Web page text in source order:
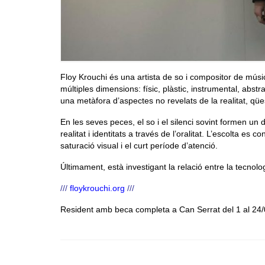
Floy Krouchi és una artista de so i compositor de
múltiples dimensions: físic, plàstic, instrumental,
una metàfora d’aspectes no revelats de la realitat,
En les seves peces, el so i el silenci sovint formen
realitat i identitats a través de l’oralitat. L’escolta es
saturació visual i el curt període d’atenció.
Últimament, està investigant la relació entre la
/// floykrouchi.org ///
Resident amb beca completa a Can Serrat del 1 al